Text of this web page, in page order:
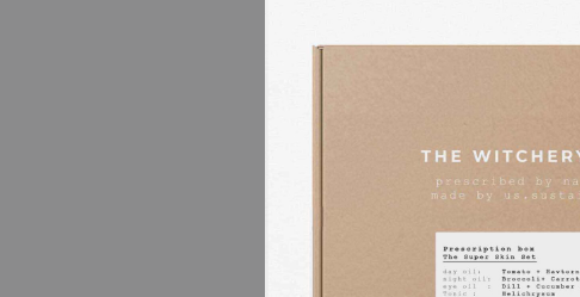
PURPURSOLHATTENS
FORDELE FOR HUDEN